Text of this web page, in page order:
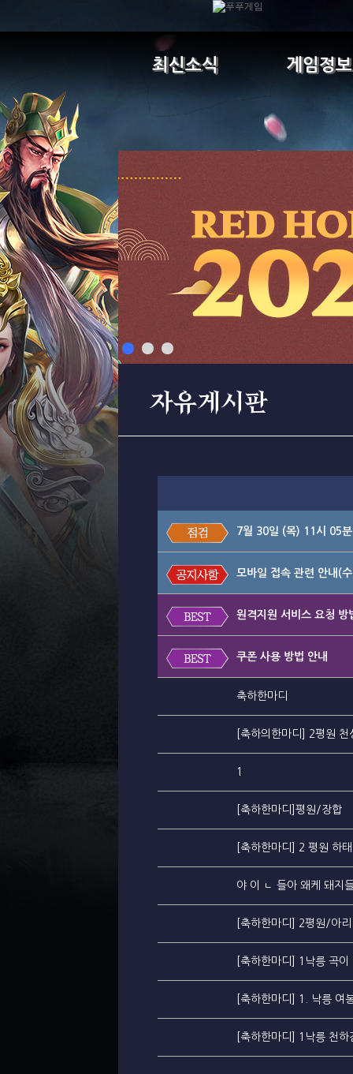
최신소식 게임정보
자유게시판
7월 30일 (목) 11시 05
모바일 접속 관련 안내(
원격지원 서비스 요청 방
쿠폰 사용 방법 안내
축하한마디
[축하의한마디] 2평원 천
1
[축하한마디]평원/장합
[축하한마디] 2 평원 하
야 이 ㄴ 들아 왜케 돼지
[축하한마디] 2평원/아리
[축하한마디] 1낙릉 곡이
[축하한마디] 1. 낙릉 여
[축하한마디] 1낙릉 천하